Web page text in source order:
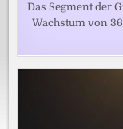
Das Segment der
Wachstum von